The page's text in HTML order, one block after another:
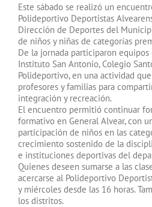
Este sábado se realizó un
Polideportivo Deportistas
Dirección de Deportes del
de niños y niñas de categorías
De la jornada participaron equipos
Instituto San Antonio, Colegio
Polideportivo, en una actividad
profesores y familias para
integración y recreación.
El encuentro permitió continuar
formativo en General Alvear, con
participación de niños en las
crecimiento sostenido de la
e instituciones deportivas del
Quienes deseen sumarse a las
acercarse al Polideportivo
y miércoles desde las 16 horas.
los distritos.